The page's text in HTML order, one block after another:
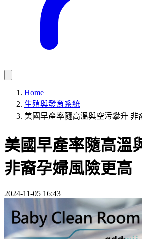
Home
生殖與發育系統
美國早產率隨高溫與空污攀升 非
美國早產率隨高溫
非裔孕婦風險更高
2024-11-05 16:43